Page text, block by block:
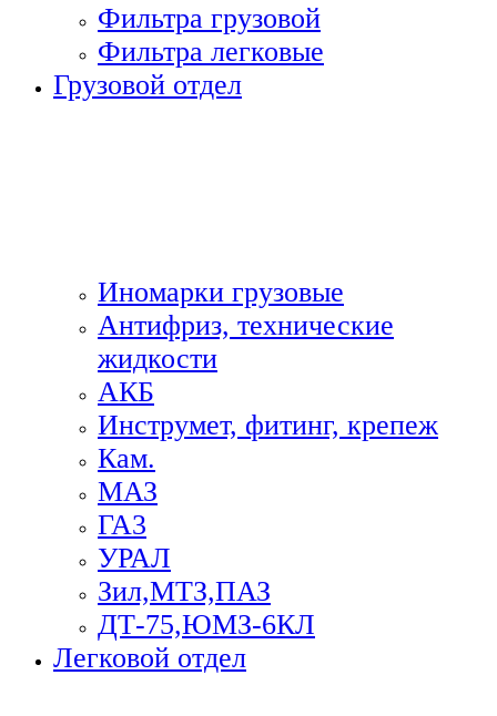
Фильтра грузовой
Фильтра легковые
Грузовой отдел
Иномарки грузовые
Антифриз, технические
жидкости
АКБ
Инструмет, фитинг, крепеж
Кам.
МАЗ
ГА3
УРАЛ
Зил,МТЗ,ПАЗ
ДТ-75,ЮМЗ-6КЛ
Легковой отдел